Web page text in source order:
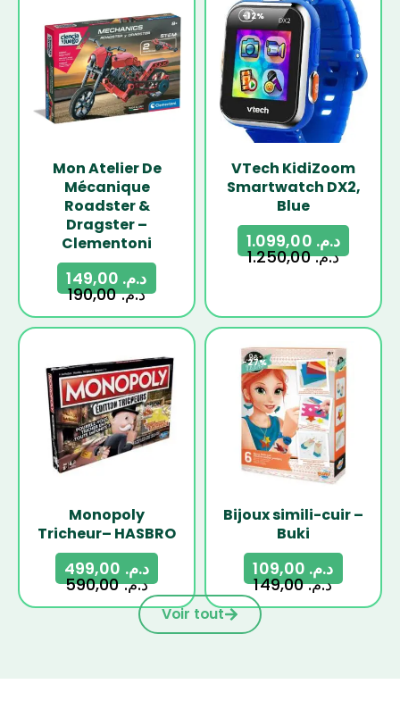
Mon Atelier De
Mécanique
Roadster &
Dragster –
Clementoni
د.م.190,00
د.م.
-12%
VTech KidiZoom
Smartwatch DX2,
Blue
د.م.1.250,00
د.م.
-15%
Monopoly
Tricheur– HASBRO
د.م.590,00
د.م.
-27%
Bijoux simili-cuir –
Buki
د.م.149,00
د.م.
Voir tout